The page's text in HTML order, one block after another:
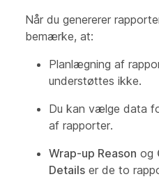
Når du genererer
bemærke, at:
Planlægning af
understøttes ikke.
Du kan vælge data
af rapporter.
Wrap-up Reason og
Details er de to